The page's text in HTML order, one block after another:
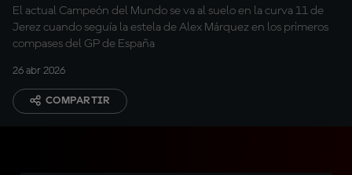
El actual Campeón del Mundo se va al suelo en la curva 11 de
Jerez cuando seguía la estela de Alex Márquez en los primeros
compases del GP de España
26 abr 2026
COMPARTIR